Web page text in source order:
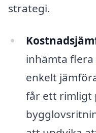
strategi.
inhämta
enkelt
får ett rimligt